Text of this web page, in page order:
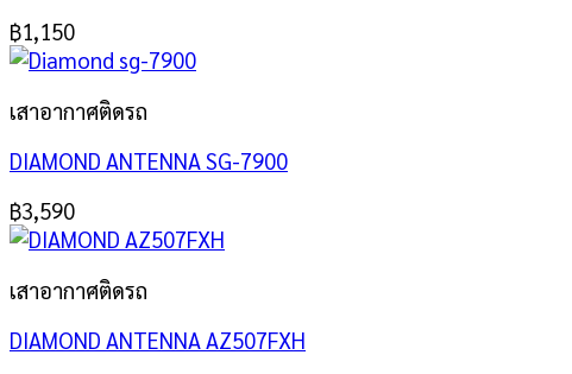
฿1,150
เสาอากาศติดรถ
DIAMOND ANTENNA SG-7900
฿3,590
เสาอากาศติดรถ
DIAMOND ANTENNA AZ507FXH